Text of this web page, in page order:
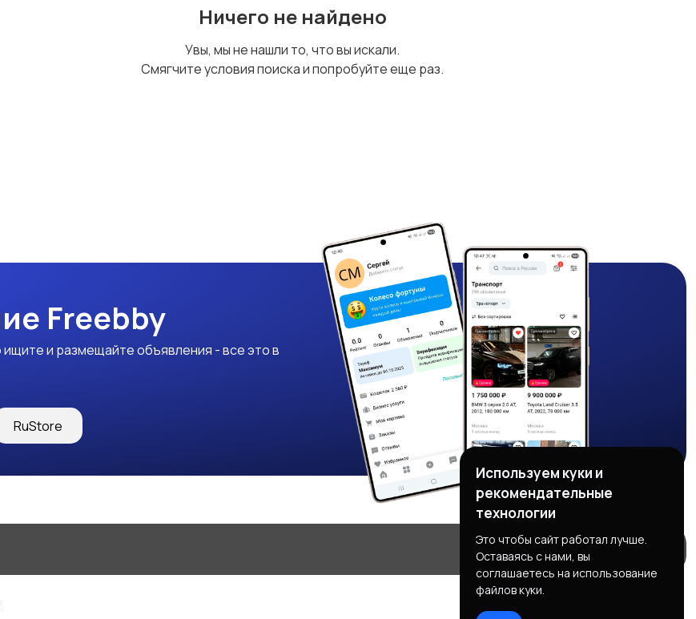
Ничего не найдено
Увы, мы не нашли то, что вы искали.
Смягчите условия поиска и попробуйте еще раз.
Freebby
и размещайте объявления - все это в
RuStore
Используем куки и
рекомендательные
технологии
Это чтобы сайт работал лучше.
Оставаясь с нами, вы
соглашаетесь на использование
файлов куки.